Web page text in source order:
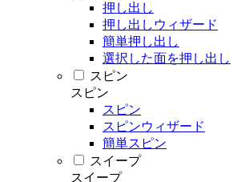
押し出し
押し出しウィザード
簡単押し出し
選択した面を押し出し
スピン
スピン
スピン
スピンウィザード
簡単スピン
スイープ
スイープ